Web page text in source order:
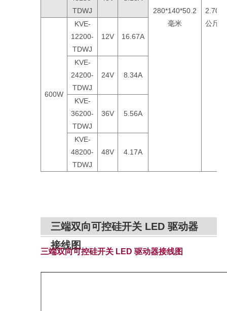
280*140*50.2
毫米
2.70
公斤
TDWJ
600W
KVE-
12200-
TDWJ
12V 16.67A
KVE-
24200-
TDWJ
24V 8.34A
KVE-
36200-
TDWJ
36V 5.56A
KVE-
48200-
TDWJ
48V 4.17A
三端双向可控硅开关 LED 驱动器
接线图
三端双向可控硅开关 LED 驱动器接线图